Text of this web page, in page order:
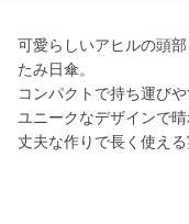
可愛らしいアヒルの頭
たみ日傘。
コンパクトで持ち運び
ユニークなデザインで
丈夫な作りで長く使える